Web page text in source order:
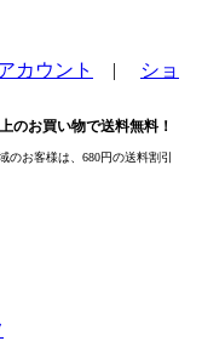
カウント |
ショ
のお買い物で送料無料！
のお客様は、680円の送料割引